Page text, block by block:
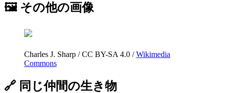
🖼 その他の画像
Charles J. Sharp /CC BY-SA 4.0 / Wikimedia
Commons
🔗 同じ仲間の生き物